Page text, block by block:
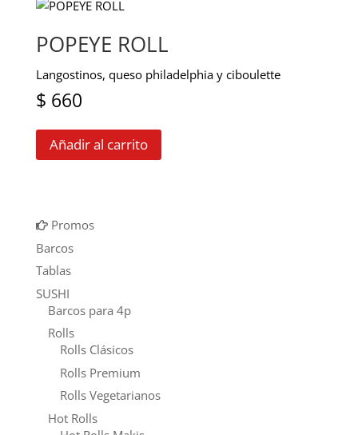
hasta
$ 2.240
se
pueden
POPEYE ROLL
Langostinos, queso philadelphia y ciboulette
$ 660
Añadir al carrito
Promos
Barcos
Tablas
SUSHI
Barcos para 4p
Rolls
Rolls Clásicos
Rolls Premium
Rolls Vegetarianos
Hot Rolls